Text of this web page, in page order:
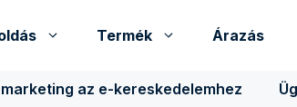
Termék Árazás
marketing az e-kereskedelemhez